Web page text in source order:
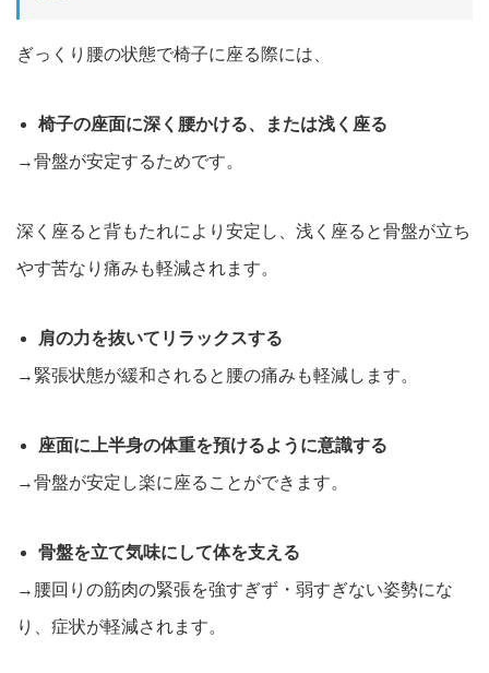
ぎっくり腰の状態で椅子に座る際には、
椅子の座面に深く腰かける、または浅く座る
→骨盤が安定するためです。
深く座ると背もたれにより安定し、浅く座ると骨盤が立ち
やす苦なり痛みも軽減されます。
肩の力を抜いてリラックスする
→緊張状態が緩和されると腰の痛みも軽減します。
座面に上半身の体重を預けるように意識する
→骨盤が安定し楽に座ることができます。
骨盤を立て気味にして体を支える
→腰回りの筋肉の緊張を強すぎず・弱すぎない姿勢にな
り、症状が軽減されます。